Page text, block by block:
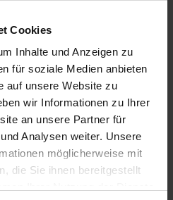
Cookies
Inhalte und Anzeigen zu
für soziale Medien anbieten
auf unsere Website zu
wir Informationen zu Ihrer
an unsere Partner für
Analysen weiter. Unsere
möglicherweise mit
die Sie ihnen bereitgestellt